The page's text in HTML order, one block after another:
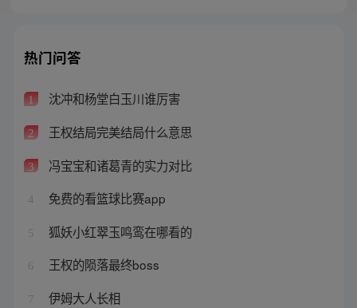
热门问答
1 沈冲和杨堂白玉川谁厉害
2 王权结局完美结局什么意思
3 冯宝宝和诸葛青的实力对比
4 免费的看篮球比赛app
5 狐妖小红翠玉鸣鸾在哪看的
6 王权的陨落最终boss
7 伊姆大人长相